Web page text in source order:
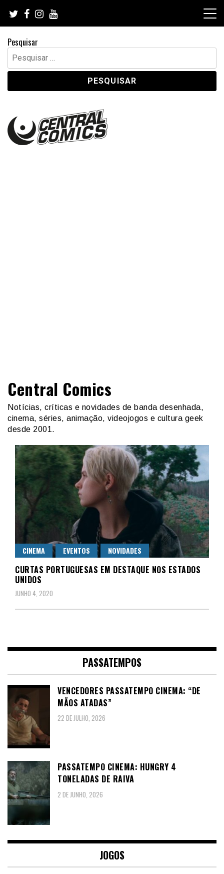
content
Pesquisar
Pesquisar
por:
Central Comics
Notícias, críticas e novidades de banda desenhada,
cinema, séries, animação, videojogos e cultura geek
desde 2001.
CINEMA EVENTOS NOVIDADES
CURTAS PORTUGUESAS EM DESTAQUE NOS ESTADOS
UNIDOS
JUNHO 4, 2020
PASSATEMPOS
VENCEDORES PASSATEMPO CINEMA: “DE
MÃOS ATADAS”
22 DE JULHO, 2026
PASSATEMPO CINEMA: HUNGRY 4
TONELADAS DE RAIVA
2 DE JUNHO, 2026
JOGOS